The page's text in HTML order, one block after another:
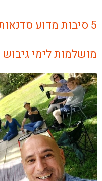
5 סיבות מדוע
מושלמות לימי גיבוש